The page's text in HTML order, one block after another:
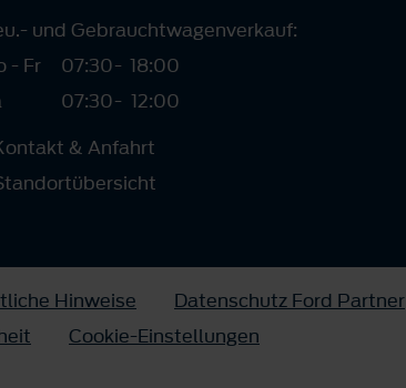
und Gebrauchtwagenverkauf:
- Fr
07:30- 18:00
07:30- 12:00
& Anfahrt
Hinweise Datenschutz Ford Partner
Cookie-Einstellungen